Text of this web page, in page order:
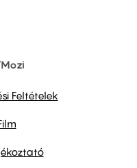
Feltételek